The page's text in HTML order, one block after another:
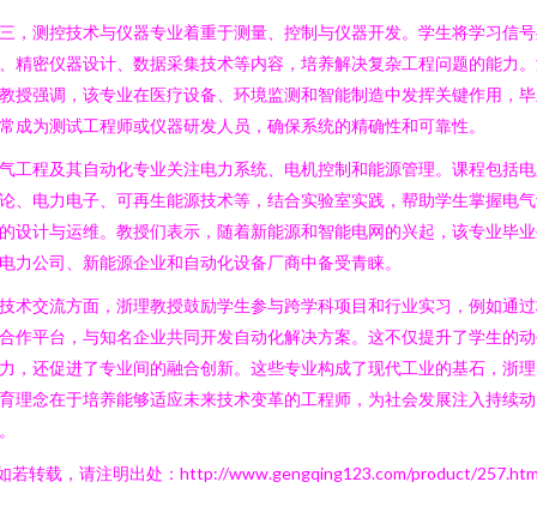
，测控技术与仪器专业着重于测量、控制与仪器开发。学生将学习信
精密仪器设计、数据采集技术等内容，培养解决复杂工程问题的能力
授强调，该专业在医疗设备、环境监测和智能制造中发挥关键作用，
成为测试工程师或仪器研发人员，确保系统的精确性和可靠性。
工程及其自动化专业关注电力系统、电机控制和能源管理。课程包括
、电力电子、可再生能源技术等，结合实验室实践，帮助学生掌握电
设计与运维。教授们表示，随着新能源和智能电网的兴起，该专业毕
力公司、新能源企业和自动化设备厂商中备受青睐。
术交流方面，浙理教授鼓励学生参与跨学科项目和行业实习，例如通
作平台，与知名企业共同开发自动化解决方案。这不仅提升了学生的
，还促进了专业间的融合创新。这些专业构成了现代工业的基石，浙
理念在于培养能够适应未来技术变革的工程师，为社会发展注入持续动
若转载，请注明出处：http://www.gengqing123.com/product/